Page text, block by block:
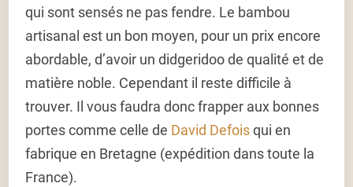
qui sont sensés ne pas fendre. Le bambou
artisanal est un bon moyen, pour un prix encore
abordable, d’avoir un didgeridoo de qualité et de
matière noble. Cependant il reste difficile à
trouver. Il vous faudra donc frapper aux bonnes
portes comme celle de David Defoisqui en
fabrique en Bretagne (expédition dans toute la
France).